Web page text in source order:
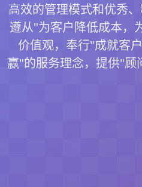
高效的管理模式和优秀
遵从"为客户降低成本，
价值观，奉行"成就客
赢"的服务理念，提供"顾